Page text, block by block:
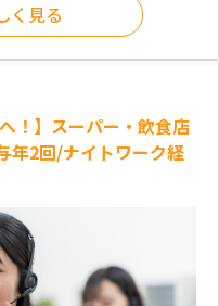
く見る
！】スーパー・飲食店
年2回/ナイトワーク経